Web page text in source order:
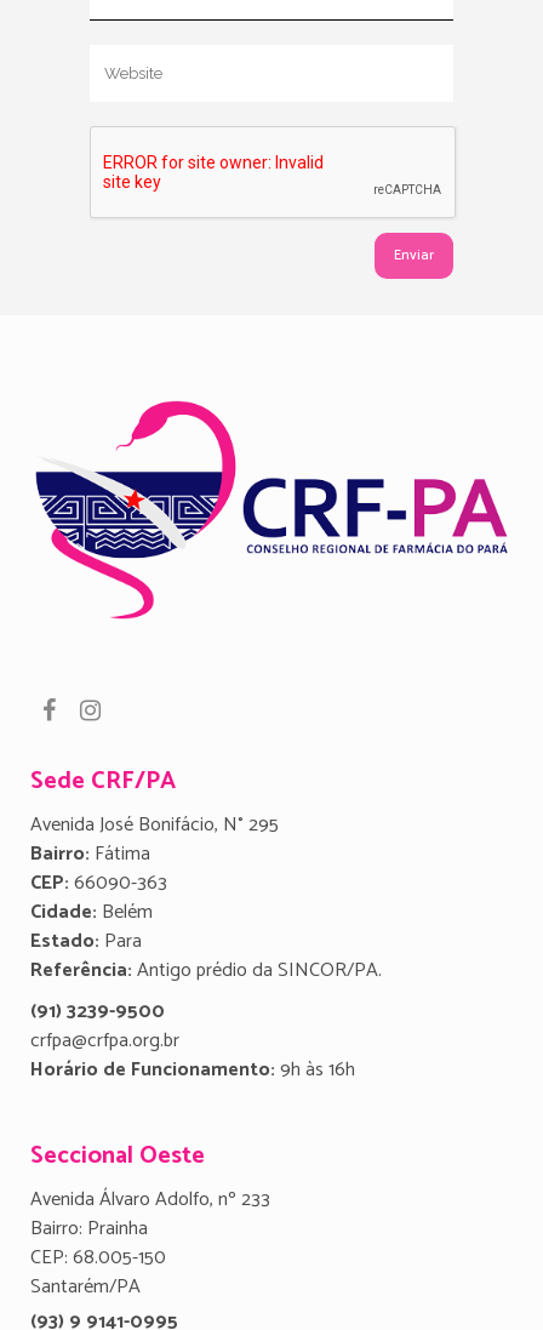
Sede CRF/PA
Avenida José Bonifácio, N° 295
Bairro: Fátima
CEP:66090-363
Cidade: Belém
Estado: Para
Referência:Antigo prédio da SINCOR/PA.
(91) 3239-9500
crfpa@crfpa.org.br
Horário de Funcionamento:9h às 16h
Seccional Oeste
Avenida Álvaro Adolfo, nº 233
Bairro: Prainha
CEP: 68.005-150
Santarém/PA
(93) 9 9141-0995